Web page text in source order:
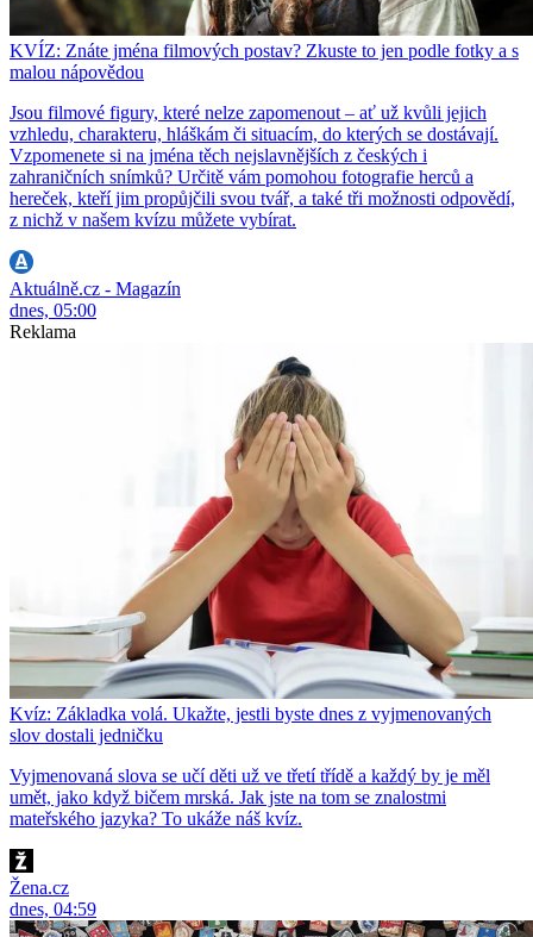
KVÍZ: Znáte jména filmových postav? Zkuste to jen podle fotky a s
malou nápovědou
Jsou filmové figury, které nelze zapomenout – ať už kvůli jejich
vzhledu, charakteru, hláškám či situacím, do kterých se dostávají.
Vzpomenete si na jména těch nejslavnějších z českých i
zahraničních snímků? Určitě vám pomohou fotografie herců a
hereček, kteří jim propůjčili svou tvář, a také tři možnosti odpovědí,
z nichž v našem kvízu můžete vybírat.
Aktuálně.cz - Magazín
dnes, 05:00
Reklama
Kvíz: Základka volá. Ukažte, jestli byste dnes z vyjmenovaných
slov dostali jedničku
Vyjmenovaná slova se učí děti už ve třetí třídě a každý by je měl
umět, jako když bičem mrská. Jak jste na tom se znalostmi
mateřského jazyka? To ukáže náš kvíz.
Žena.cz
dnes, 04:59